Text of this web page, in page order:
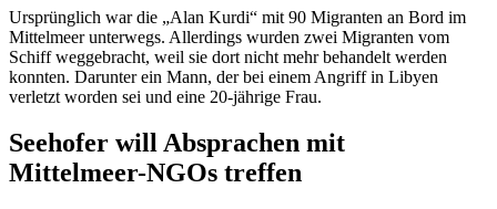
Ursprünglich war die „Alan Kurdi“ mit 90 Migranten an Bord im
Mittelmeer unterwegs. Allerdings wurden zwei Migranten vom
Schiff weggebracht, weil sie dort nicht mehr behandelt werden
konnten. Darunter ein Mann, der bei einem Angriff in Libyen
verletzt worden sei und eine 20-jährige Frau.
Seehofer will Absprachen mit
Mittelmeer-NGOs treffen